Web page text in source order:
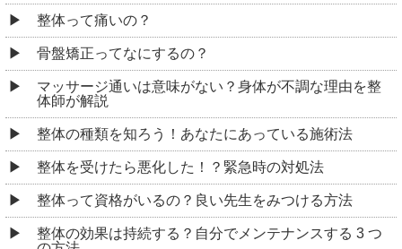
整体って痛いの？
骨盤矯正ってなにするの？
マッサージ通いは意味がない？身体が不調な理由を整
体師が解説
整体の種類を知ろう！あなたにあっている施術法
整体を受けたら悪化した！？緊急時の対処法
整体って資格がいるの？良い先生をみつける方法
整体の効果は持続する？自分でメンテナンスする 3 つ